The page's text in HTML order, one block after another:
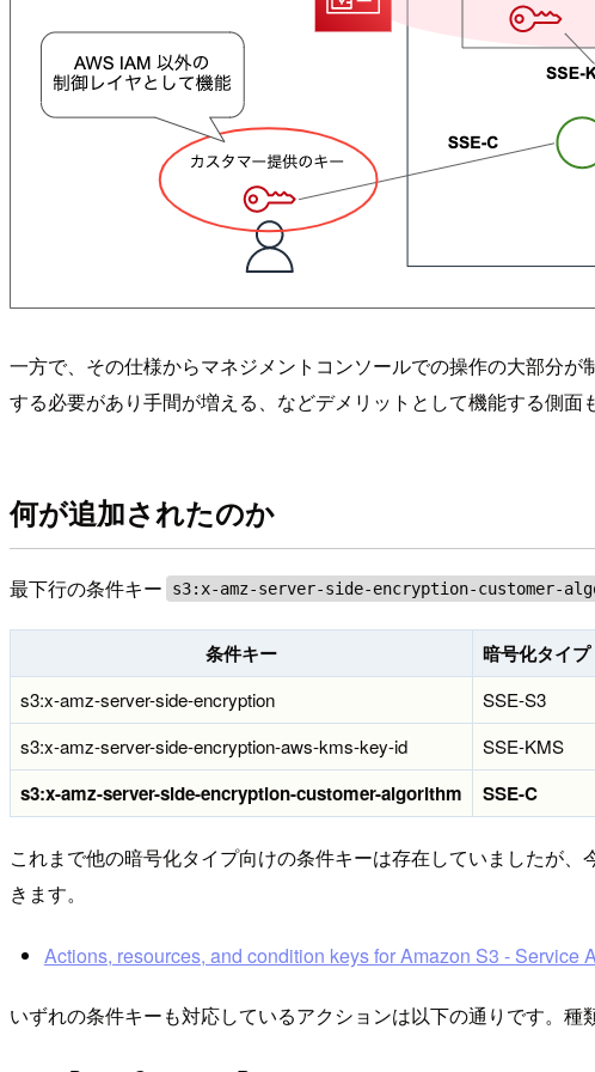
一方で、その仕様からマネジメントコンソールでの操作の大部分
する必要があり手間が増える、などデメリットとして機能する側面
何が追加されたのか
最下行の条件キー s3:x-amz-server-side-encryption-customer-
条件キー 暗号化タイプ
s3:x-amz-server-side-encryption
SSE-S3
s3:x-amz-server-side-encryption-aws-kms-key-id
SSE-KMS
s3:x-amz-server-side-encryption-customer-algorithm SSE-C
これまで他の暗号化タイプ向けの条件キーは存在していましたが
きます。
Actions, resources, and condition keys for Amazon S3 - Service
いずれの条件キーも対応しているアクションは以下の通りです。